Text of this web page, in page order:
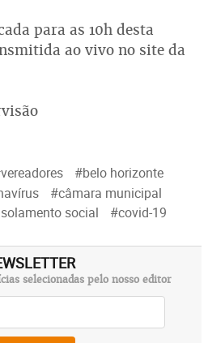
para as 10h desta
ao vivo no site da
#belo horizonte
#câmara municipal
social #covid-19
selecionadas pelo nosso editor